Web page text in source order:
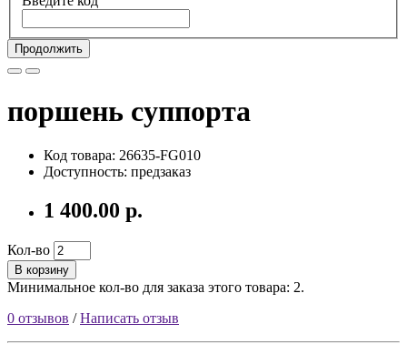
Продолжить
поршень суппорта
Код товара: 26635-FG010
Доступность: предзаказ
1 400.00 р.
Кол-во
В корзину
Минимальное кол-во для заказа этого товара: 2.
0 отзывов /Написать отзыв